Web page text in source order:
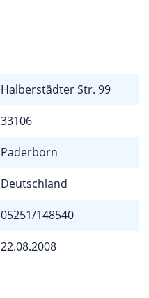
Halberstädter Str. 99
33106
Paderborn
Deutschland
05251/148540
22.08.2008